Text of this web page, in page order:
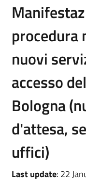
procedura
nuovi
accesso
Bologna
d'attesa,
uffici)
Last update: 22